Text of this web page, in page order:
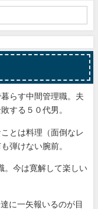
らす中間管理職。夫
する５０代男。
とは料理（面倒なレ
弾けない腕前。
。今は寛解して楽しい
に一矢報いるのが目